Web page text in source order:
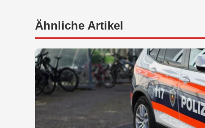
Ähnliche Artikel